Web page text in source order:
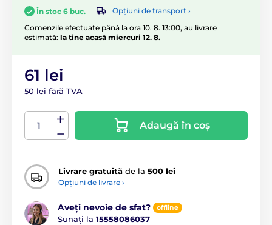
În stoc 6 buc.
Opțiuni de transport ›
Comenzile efectuate până la ora 10. 8. 13:00, au livrare
estimată: la tine acasă miercuri 12. 8.
61 lei
50 lei fără TVA
Adaugă în coș
Livrare gratuită de la 500 lei
Opțiuni de livrare ›
Aveți nevoie de sfat? offline
Sunați la 15558086037